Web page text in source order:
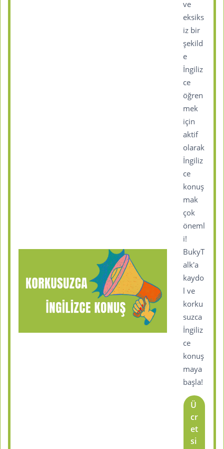
ve
eksiks
iz bir
şekild
e
İngiliz
ce
öğren
mek
için
aktif
olarak
İngiliz
ce
konuş
mak
çok
öneml
i!
BukyT
alk'a
kaydo
l ve
korku
suzca
İngiliz
ce
konuş
maya
başla!
Ü
cr
et
si